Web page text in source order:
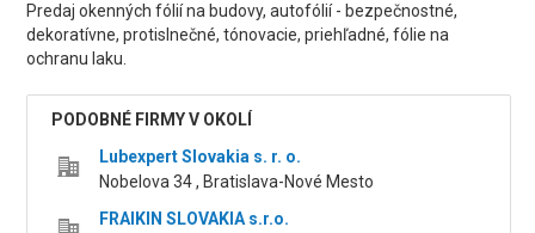
Predaj okenných fólií na budovy, autofólií - bezpečnostné,
dekoratívne, protislnečné, tónovacie, priehľadné, fólie na
ochranu laku.
PODOBNÉ FIRMY V OKOLÍ
Lubexpert Slovakia s. r. o.
Nobelova 34 , Bratislava-Nové Mesto
FRAIKIN SLOVAKIA s.r.o.